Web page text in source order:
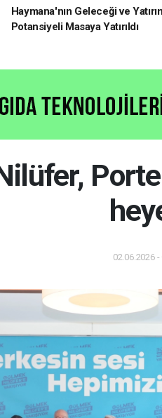
Haymana'nın Geleceği ve
Potansiyeli Masaya Yatırıldı
02.06.2026